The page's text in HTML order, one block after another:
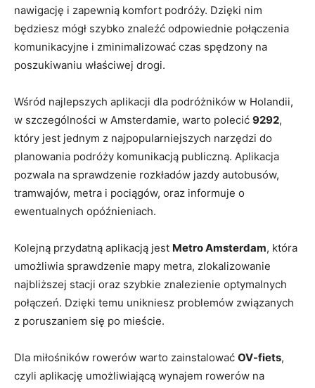
nawigację i zapewnią‌ komfort podróży. Dzięki nim
będziesz mógł szybko ‌znaleźć odpowiednie połączenia
komunikacyjne i zminimalizować czas spędzony na
‍poszukiwaniu właściwej drogi.
Wśród najlepszych aplikacji dla‌ podróżników w Holandii, ​
w szczególności w Amsterdamie, warto⁤ polecić 9292,
który jest jednym z najpopularniejszych narzędzi do
planowania podróży komunikacją publiczną. Aplikacja⁢
pozwala na sprawdzenie​ rozkładów jazdy autobusów,
tramwajów, metra i pociągów, oraz informuje o‍
ewentualnych opóźnieniach.
Kolejną przydatną aplikacją jest Metro ‍Amsterdam, która
umożliwia sprawdzenie mapy metra, ‌zlokalizowanie ​
najbliższej stacji oraz szybkie znalezienie optymalnych
połączeń. Dzięki temu unikniesz problemów⁣ związanych
z‍ poruszaniem się po mieście.
Dla miłośników rowerów warto zainstalować OV-fiets,
czyli aplikację​ umożliwiającą wynajem rowerów na​